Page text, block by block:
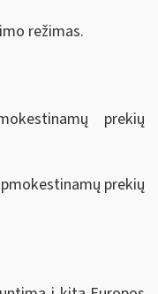
režimas.
prekių
prekių